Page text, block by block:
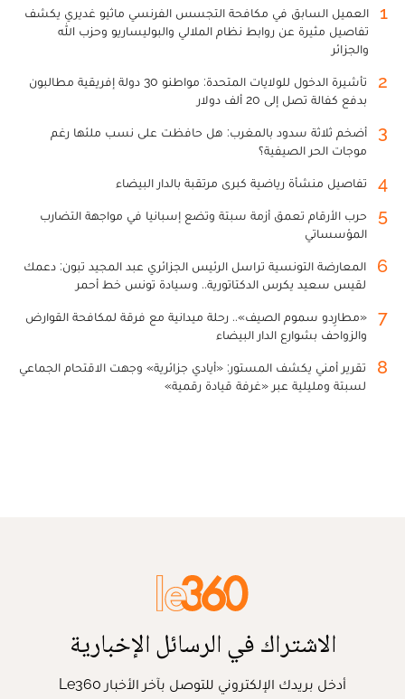
1
العميل السابق في مكافحة التجسس الفرنسي ماثيو غديري يكشف
تفاصيل مثيرة عن روابط نظام الملالي والبوليساريو وحزب الله
والجزائر
2
تأشيرة الدخول للولايات المتحدة: مواطنو 30 دولة إفريقية مطالبون
بدفع كفالة تصل إلى 20 ألف دولار
3
أضخم ثلاثة سدود بالمغرب: هل حافظت على نسب ملئها رغم
موجات الحر الصيفية؟
4 تفاصيل منشأة رياضية كبرى مرتقبة بالدار البيضاء
5
حرب الأرقام تعمق أزمة سبتة وتضع إسبانيا في مواجهة التضارب
المؤسساتي
6
المعارضة التونسية تراسل الرئيس الجزائري عبد المجيد تبون: دعمك
لقيس سعيد يكرس الدكتاتورية.. وسيادة تونس خط أحمر
7
«مطارِدو سموم الصيف».. رحلة ميدانية مع فرقة لمكافحة القوارض
والزواحف بشوارع الدار البيضاء
8
تقرير أمني يكشف المستور: «أيادي جزائرية» وجهت الاقتحام الجماعي
لسبتة ومليلية عبر «غرفة قيادة رقمية»
الاشتراك في الرسائل الإخبارية
أدخل بريدك الإلكتروني للتوصل بآخر الأخبار Le360